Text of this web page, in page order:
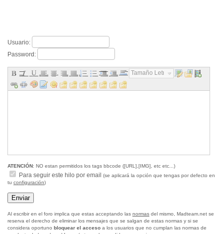
Usuario:
Password:
Tamaño Letra...
ATENCIÓN: NO estan permitidos los tags bbcode ([URL],[IMG], etc etc...)
Para seguir este hilo por email
(se aplicará la opción que tengas por defecto en
tu configuración)
Al escribir en el foro implica que estas acceptando las normas del mismo, Madteam.net se
reserva el derecho de eliminar los mensajes que se salgan de estas normas y si se
considera oportuno bloquear el acceso a los usuarios que no cumplan las normas de